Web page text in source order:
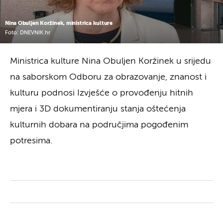
Nina Obuljen Koržinek, ministrica kulture
Foto: DNEVNIK.hr
Ministrica kulture Nina Obuljen Koržinek u srijedu
na saborskom Odboru za obrazovanje, znanost i
kulturu podnosi Izvješće o provođenju hitnih
mjera i 3D dokumentiranju stanja oštećenja
kulturnih dobara na područjima pogođenim
potresima.